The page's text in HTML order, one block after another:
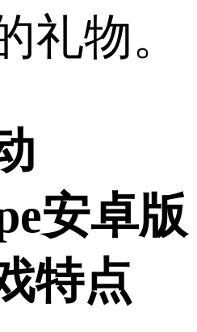
礼物。
安卓版
特点